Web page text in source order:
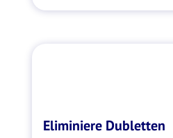
Eliminiere Dubletten